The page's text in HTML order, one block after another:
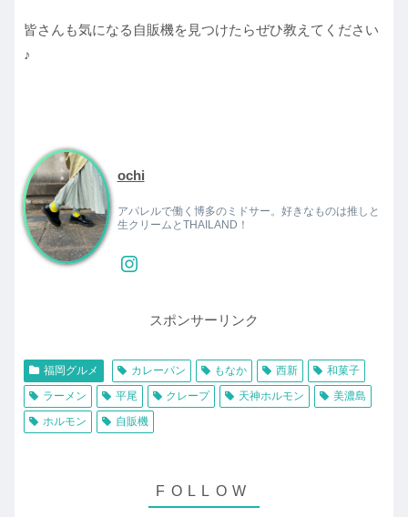
皆さんも気になる自販機を見つけたらぜひ教えてください
♪
ochi
アパレルで働く博多のミドサー。好きなものは推しと
生クリームとTHAILAND！
スポンサーリンク
福岡グルメ カレーパン もなか 西新
和菓子
ラーメン
平尾 クレープ 天神ホルモン
美濃島
ホルモン
自販機